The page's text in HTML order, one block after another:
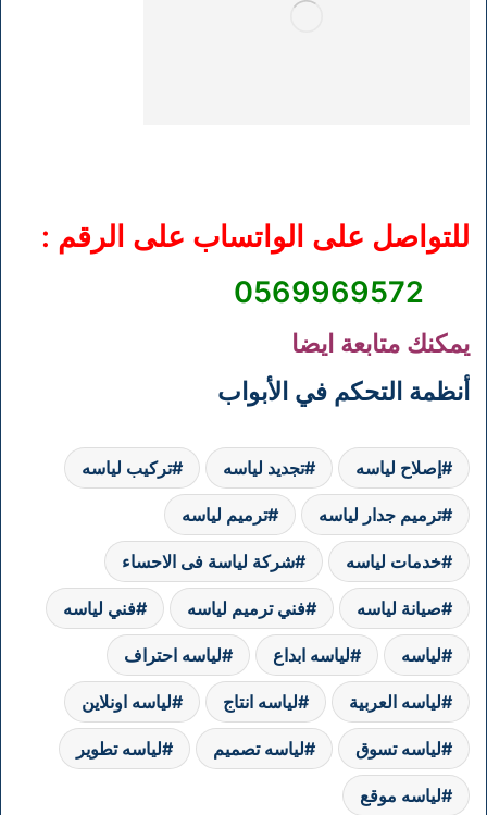
للتواصل على الواتساب على الرقم :
يمكنك متابعة ايضا
أنظمة التحكم في الأبواب
إصلاح لياسه تجديد لياسه تركيب لياسه
ترميم جدار لياسه ترميم لياسه
خدمات لياسه شركة لياسة فى الاحساء
صيانة لياسه فني ترميم لياسه فني لياسه
لياسه لياسه ابداع لياسه احتراف
لياسه العربية لياسه انتاج لياسه اونلاين
لياسه تسوق لياسه تصميم لياسه تطوير
لياسه موقع